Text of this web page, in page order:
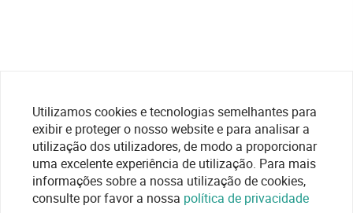
Utilizamos cookies e tecnologias semelhantes para
exibir e proteger o nosso website e para analisar a
utilização dos utilizadores, de modo a proporcionar
uma excelente experiência de utilização. Para mais
informações sobre a nossa utilização de cookies,
consulte por favor a nossa política de privacidade